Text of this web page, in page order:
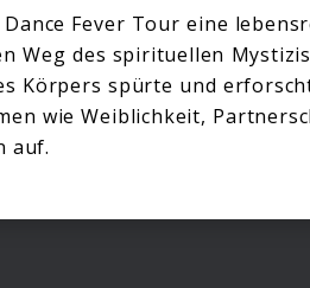
Fever Tour eine
Weg des spirituellen
Körpers spürte und
wie Weiblichkeit,
auf.